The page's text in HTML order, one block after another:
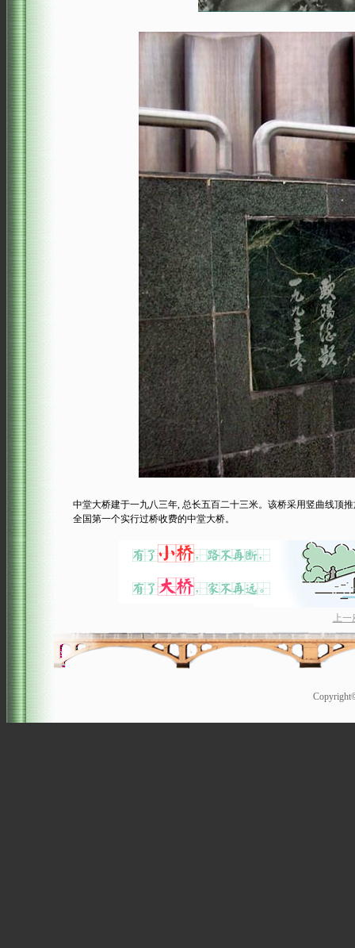
中堂大桥建于一九八三年, 总长五百二十三米。该桥采用竖曲线顶推
全国第一个实行过桥收费的中堂大桥。
上一